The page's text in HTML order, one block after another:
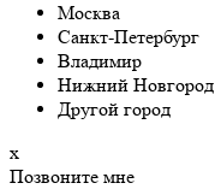
Москва
Санкт-Петербург
Владимир
Нижний Новгород
Другой город
х
Позвоните мне